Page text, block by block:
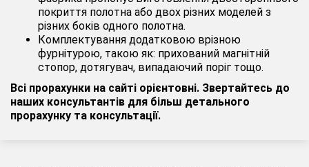
покриття полотна або двох різних моделей з
різних боків одного полотна.
Комплектування додатковою врізною
фурнітурою, такою як: прихований магнітній
стопор, дотягувач, випадаючий поріг тощо.
Всі прорахунки на сайті орієнтовні. Звертайтесь до
наших консультантів для більш детального
прорахунку та консультації.